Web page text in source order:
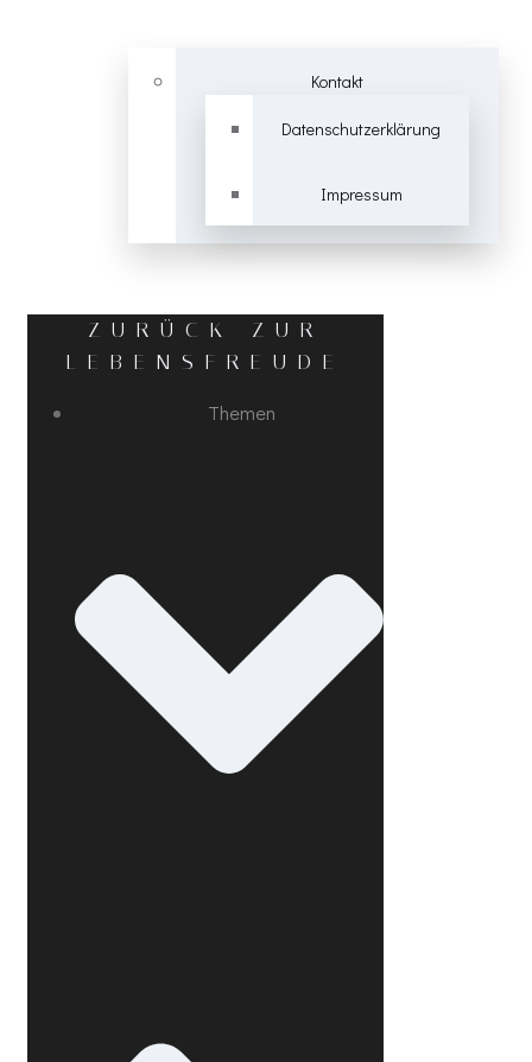
Kontakt
Datenschutzerklärung
Impressum
ZURÜCK ZUR
LEBENSFREUDE
Themen